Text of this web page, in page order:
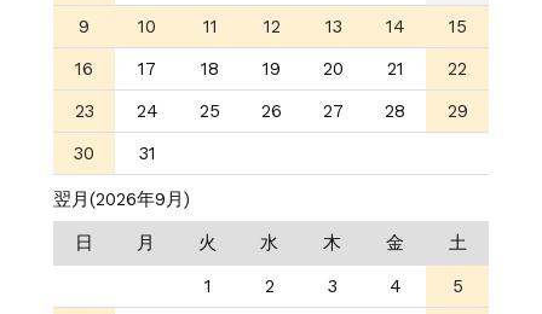
9
10 11 12 13 14
15
16
17 18 19 20 21
22
23
24 25 26 27 28
29
30
31
翌月(2026年9月)
日
月 火 水 木 金
土
1
2 3 4
5